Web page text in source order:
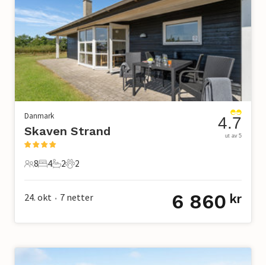
Danmark
Skaven Strand
8 Gjester
8
4 Soverom
4
2 Bad
2
2 Kjæledyr
2
4.7
ut av 5
24. okt • 7 netter 6 860 kr